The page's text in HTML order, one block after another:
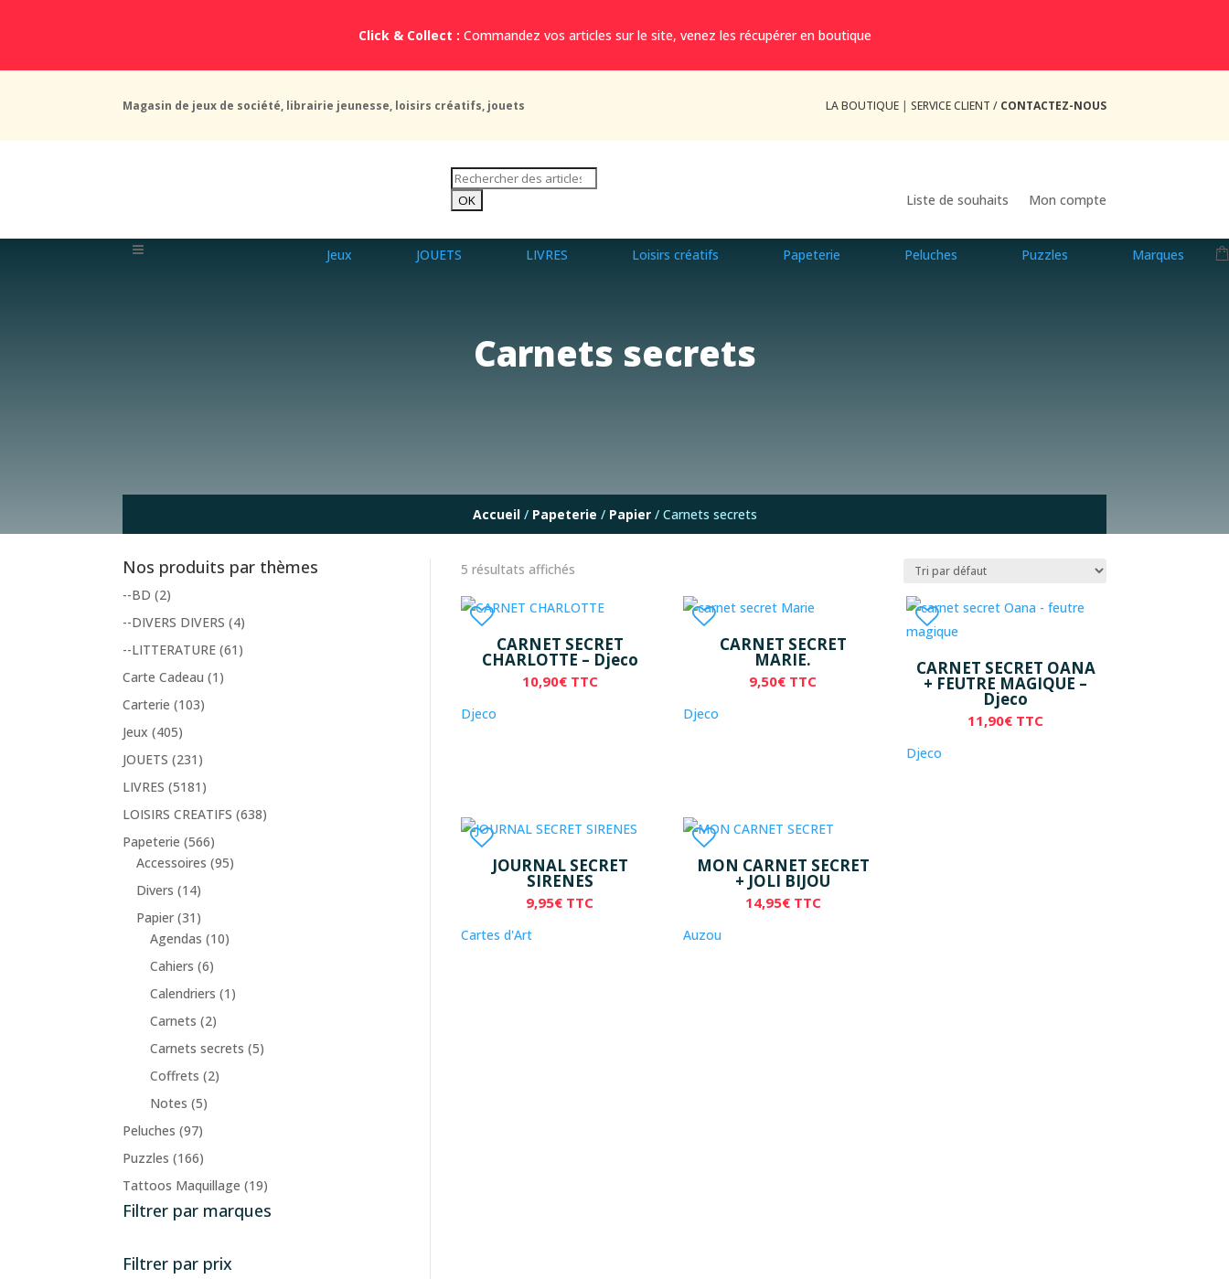
Click & Collect : Commandez vos articles sur le site, venez les récupérer en boutique
Magasin de jeux de société, librairie jeunesse, loisirs créatifs, jouets LA BOUTIQUE| SERVICE CLIENT / CONTACTEZ-NOUS
Liste de souhaits Mon compte
Jeux JOUETS LIVRES Loisirs créatifs Papeterie Peluches Puzzles Marques
Carnets secrets
Accueil/ Papeterie / Papier/ Carnets secrets
Nos produits par thèmes
--BD (2)
--DIVERS DIVERS (4)
--LITTERATURE (61)
Carte Cadeau (1)
Carterie (103)
Jeux (405)
JOUETS (231)
LIVRES (5181)
LOISIRS CREATIFS (638)
Papeterie (566)
Accessoires (95)
Divers (14)
Papier (31)
Agendas (10)
Cahiers (6)
Calendriers (1)
Carnets (2)
Carnets secrets (5)
Coffrets (2)
Notes (5)
Peluches (97)
Puzzles (166)
Tattoos Maquillage (19)
Filtrer par marques
Filtrer par prix
5 résultats affichés
CARNET SECRET
CHARLOTTE – Djeco
10,90€ TTC
Djeco
CARNET SECRET
MARIE.
9,50€ TTC
Djeco
CARNET SECRET OANA
+ FEUTRE MAGIQUE –
Djeco
11,90€ TTC
Djeco
JOURNAL SECRET
SIRENES
9,95€ TTC
Cartes d'Art
MON CARNET SECRET
+ JOLI BIJOU
14,95€ TTC
Auzou